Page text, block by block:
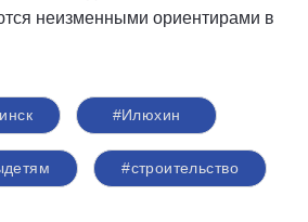
неизменными ориентирами в
#Илюхин
#строительство